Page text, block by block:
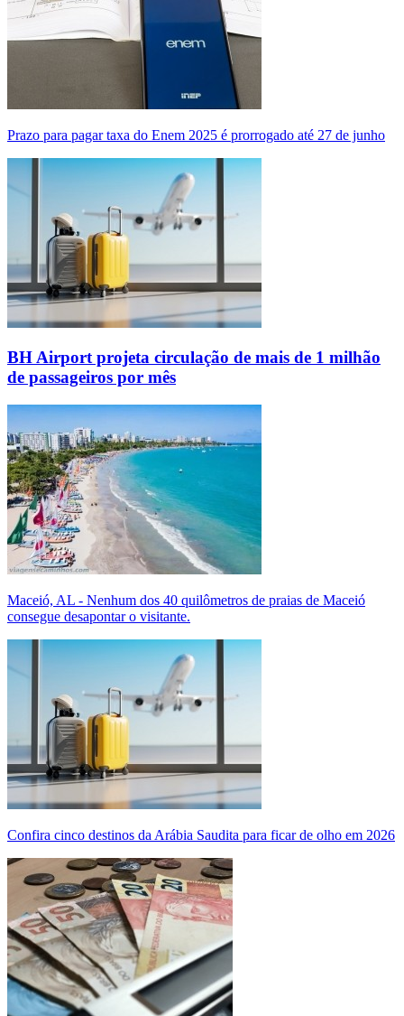
Prazo para pagar taxa do Enem 2025 é prorrogado até 27 de junho
BH Airport projeta circulação de mais de 1 milhão
de passageiros por mês
Maceió, AL - Nenhum dos 40 quilômetros de praias de Maceió
consegue desapontar o visitante.
Confira cinco destinos da Arábia Saudita para ficar de olho em 2026